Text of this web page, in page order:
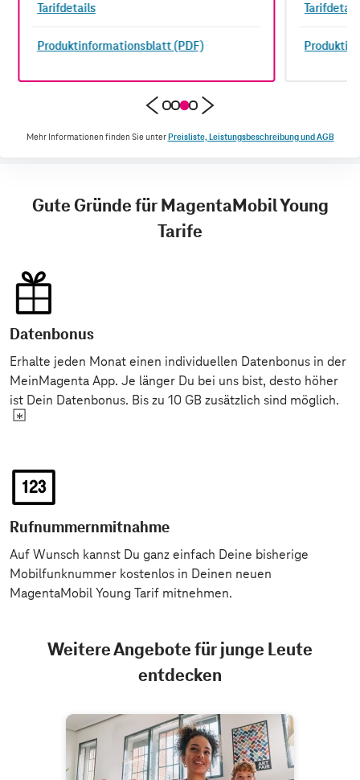
Tarifdetails
Produktinformationsblatt (PDF)
Mehr Informationen finden Sie unterPreisliste, Leistungsbeschreibung und AGB